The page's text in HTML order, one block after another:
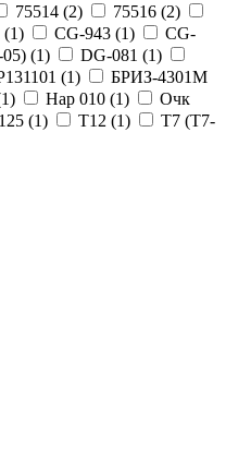
75514 (2) 75516 (2)
(1) CG-943 (1)
CG-
(1) DG-081 (1)
(1)
БРИЗ-4301М
1) Нар 010 (1)
Очк
(1) Т12 (1)
Т7 (Т7-